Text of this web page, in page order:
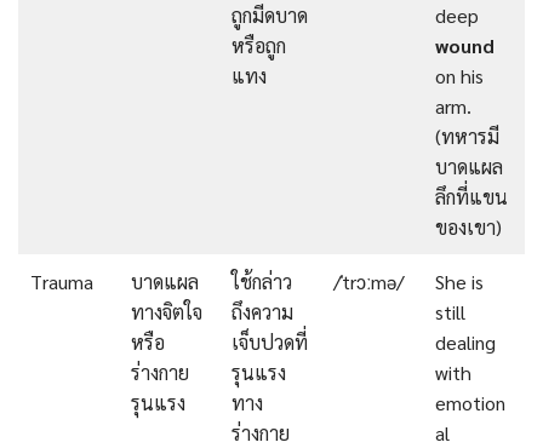
ถูกมีดบาด
หรือถูก
แทง
deep
wound
on his
arm.
(ทหารมี
บาดแผล
ลึกที่แขน
ของเขา)
Trauma
บาดแผล
ทางจิตใจ
หรือ
ร่างกาย
รุนแรง
ใช้กล่าว
ถึงความ
เจ็บปวดที่
รุนแรง
ทาง
ร่างกาย
/ˈtrɔːmə/
She is
still
dealing
with
emotion
al